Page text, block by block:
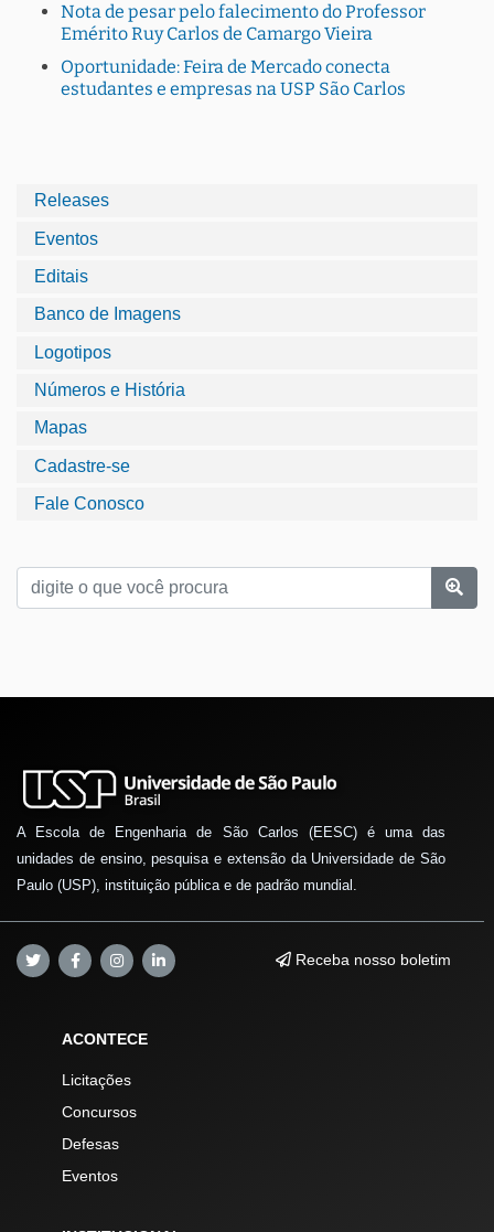
Nota de pesar pelo falecimento do Professor
Emérito Ruy Carlos de Camargo Vieira
Oportunidade: Feira de Mercado conecta
estudantes e empresas na USP São Carlos
Releases
Eventos
Editais
Banco de Imagens
Logotipos
Números e História
Mapas
Cadastre-se
Fale Conosco
A Escola de Engenharia de São Carlos (EESC) é uma das
unidades de ensino, pesquisa e extensão da Universidade de São
Paulo (USP), instituição pública e de padrão mundial.
Receba nosso boletim
ACONTECE
Licitações
Concursos
Defesas
Eventos